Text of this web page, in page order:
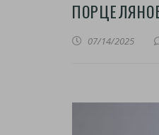
07/14/2025